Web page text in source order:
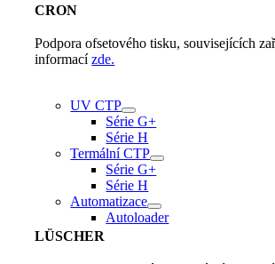
CRON
Podpora ofsetového tisku, souvisejících
informacízde.
UV CTP
Série G+
Série H
Termální CTP
Série G+
Série H
Automatizace
Autoloader
LÜSCHER